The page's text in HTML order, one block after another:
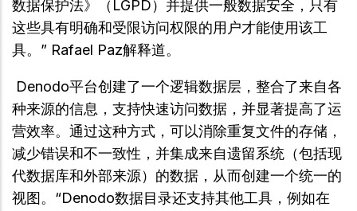
数据保护法》（LGPD）并提供一般数据安全，只有
这些具有明确和受限访问权限的用户才能使用该工
具。” Rafael Paz解释道。
Denodo平台创建了一个逻辑数据层，整合了来自各
种来源的信息，支持快速访问数据，并显著提高了运
营效率。通过这种方式，可以消除重复文件的存储，
减少错误和不一致性，并集成来自遗留系统（包括现
代数据库和外部来源）的数据，从而创建一个统一的
视图。“Denodo数据目录还支持其他工具，例如在